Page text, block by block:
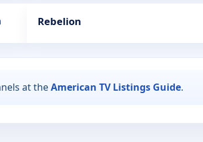
Rebelion
at theAmerican TV Listings Guide.